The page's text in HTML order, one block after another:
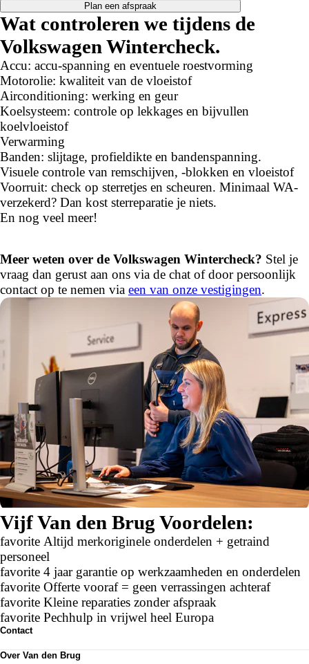
Plan een afspraak
Wat controleren we tijdens de
Volkswagen Wintercheck.
Accu: accu-spanning en eventuele roestvorming
Motorolie: kwaliteit van de vloeistof
Airconditioning: werking en geur
Koelsysteem: controle op lekkages en bijvullen
koelvloeistof
Verwarming
Banden: slijtage, profieldikte en bandenspanning.
Visuele controle van remschijven, -blokken en vloeistof
​Voorruit: check op sterretjes en scheuren. Minimaal WA-
verzekerd? Dan kost sterreparatie je niets.
En nog veel meer!
Meer weten over de Volkswagen Wintercheck? Stel je
vraag dan gerust aan ons via de chat of door persoonlijk
contact op te nemen via een van onze vestigingen.
Vijf Van den Brug Voordelen:
favorite Altijd merkoriginele onderdelen + getraind
personeel
favorite 4 jaar garantie op werkzaamheden en onderdelen
favorite Offerte vooraf = geen verrassingen achteraf
favorite Kleine reparaties zonder afspraak
favorite Pechhulp in vrijwel heel Europa
Contact
Vestigingen
Over Van den Brug